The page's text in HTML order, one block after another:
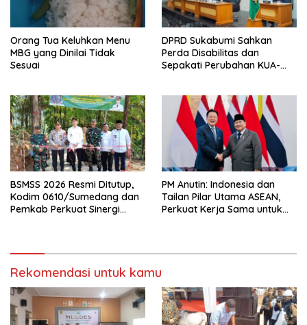
Orang Tua Keluhkan Menu
MBG yang Dinilai Tidak
Sesuai
DPRD Sukabumi Sahkan
Perda Disabilitas dan
Sepakati Perubahan KUA-
BSMSS 2026 Resmi Ditutup,
Kodim 0610/Sumedang dan
Pemkab Perkuat Sinergi
PM Anutin: Indonesia dan
Tailan Pilar Utama ASEAN,
Perkuat Kerja Sama untuk
Rekomendasi untuk kamu